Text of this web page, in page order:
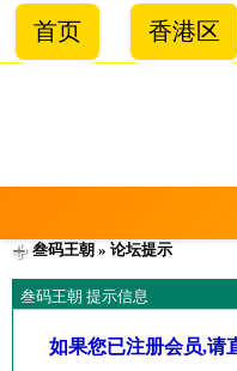
首页 香港区
叁码王朝 » 论坛提示
叁码王朝 提示信息
如果您已注册会员,请